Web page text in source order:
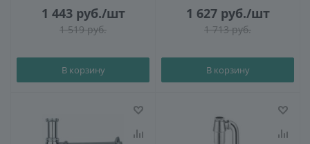
1 443руб./шт
1 519руб.
В корзину
1 627руб./шт
1 713руб.
В корзину